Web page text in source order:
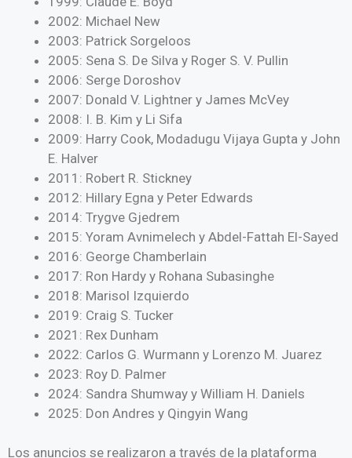
2002: Michael New
2003: Patrick Sorgeloos
2005: Sena S. De Silva y Roger S. V. Pullin
2006: Serge Doroshov
2007: Donald V. Lightner y James McVey
2008: I. B. Kim y Li Sifa
2009: Harry Cook, Modadugu Vijaya Gupta y John
E. Halver
2011: Robert R. Stickney
2012: Hillary Egna y Peter Edwards
2014: Trygve Gjedrem
2015: Yoram Avnimelech y Abdel-Fattah El-Sayed
2016: George Chamberlain
2017: Ron Hardy y Rohana Subasinghe
2018: Marisol Izquierdo
2019: Craig S. Tucker
2021: Rex Dunham
2022: Carlos G. Wurmann y Lorenzo M. Juarez
2023: Roy D. Palmer
2024: Sandra Shumway y William H. Daniels
2025: Don Andres y Qingyin Wang
Los anuncios se realizaron a través de la plataforma